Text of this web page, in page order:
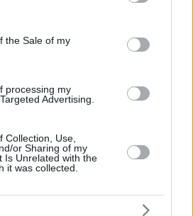
Google and its third-party tags to
specified purposes in below Google
the Sale of my
processing my
Advertising.
Collection, Use,
or Sharing of my
Is Unrelated with the
it was collected.